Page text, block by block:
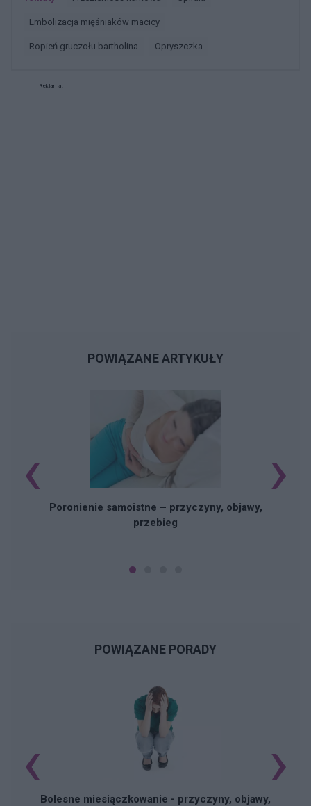
embolizacja mięśniaków macicy
ropień gruczołu bartholina opryszczka
Reklama:
POWIĄZANE ARTYKUŁY
Poronienie samoistne – przyczyny, objawy,
przebieg
‹ ›
POWIĄZANE PORADY
Bolesne miesiączkowanie - przyczyny, objawy,
‹ ›